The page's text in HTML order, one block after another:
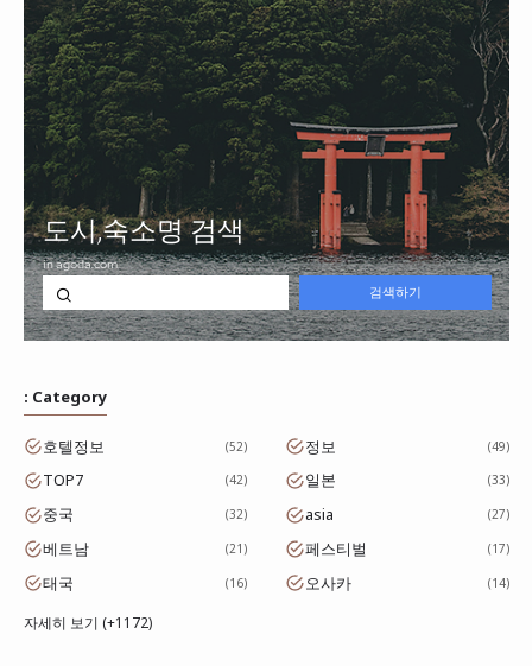
: Category
호텔정보 52 정보 49
TOP7 42 일본 33
중국 32 asia 27
베트남 21 페스티벌 17
태국 16 오사카 14
자세히 보기 (+1172)